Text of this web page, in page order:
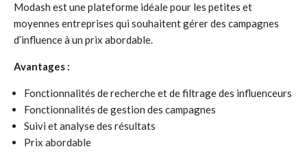
Modash est une plateforme idéale pour les petites et
moyennes entreprises qui souhaitent gérer des campagnes
d’influence à un prix abordable.
Avantages :
Fonctionnalités de recherche et de filtrage des influenceurs
Fonctionnalités de gestion des campagnes
Suivi et analyse des résultats
Prix abordable